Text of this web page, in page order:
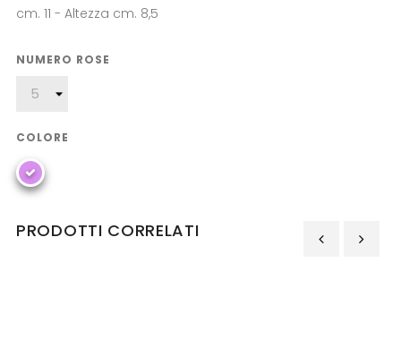
cm. 11 - Altezza cm. 8,5
NUMERO ROSE
COLORE
PRODOTTI CORRELATI